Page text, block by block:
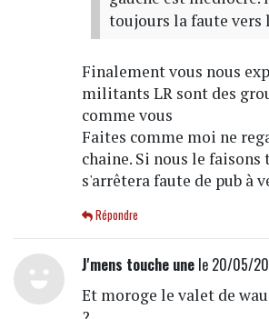
toujours la faute vers
Finalement vous nous
militants LR sont des
comme vous
Faites comme moi ne
chaine. Si nous le faisons
s'arrêtera faute de pub à
Répondre
J'mens touche unele 20/05/
Et moroge le valet de